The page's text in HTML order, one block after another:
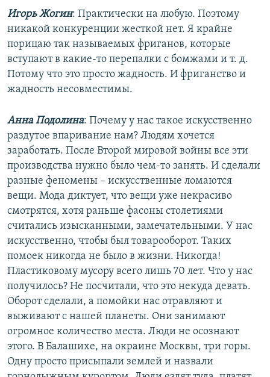
Игорь Жогин: Практически на любую. Поэтому
никакой конкуренции жесткой нет. Я крайне
порицаю так называемых фриганов, которые
вступают в какие-то перепалки с бомжами и т. д.
Потому что это просто жадность. И фриганство и
жадность несовместимы.
Анна Подолина: Почему у нас такое искусственно
раздутое впаривание нам? Людям хочется
заработать. После Второй мировой войны все эти
производства нужно было чем-то занять. И сделали
разные феномены – искусственные ломаются
вещи. Мода диктует, что вещи уже некрасиво
смотрятся, хотя раньше фасоны столетиями
считались изысканными, замечательными. У нас
искусственно, чтобы был товарооборот. Таких
помоек никогда не было в жизни. Никогда!
Пластиковому мусору всего лишь 70 лет. Что у нас
получилось? Не посчитали, что это некуда девать.
Оборот сделали, а помойки нас отравляют и
выживают с нашей планеты. Они занимают
огромное количество места. Люди не осознают
этого. В Балашихе, на окраине Москвы, три горы.
Одну просто присыпали землей и назвали